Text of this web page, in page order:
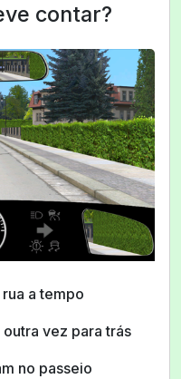
contar?
a tempo
vez para trás
no passeio